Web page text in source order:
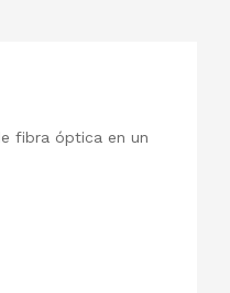
fibra óptica en un